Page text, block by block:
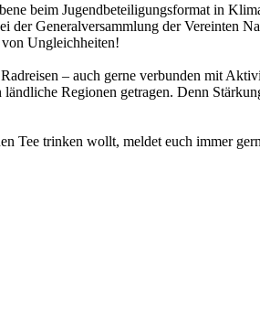
beim Jugendbeteiligungsformat in
Generalversammlung der Vereinten
Ungleichheiten!
– auch gerne verbunden mit
Regionen getragen. Denn
Tee trinken wollt, meldet euch immer